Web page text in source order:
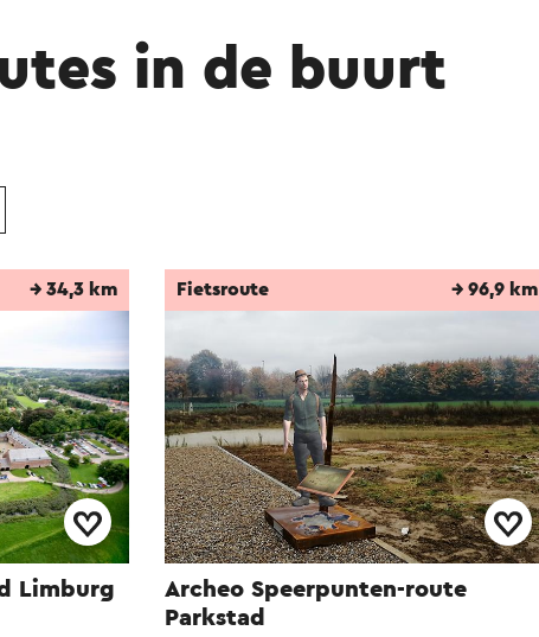
in de buurt
Limburg
→ 34,3 km
Archeo Speerpunten-route
Parkstad
Fietsroute → 96,9 km